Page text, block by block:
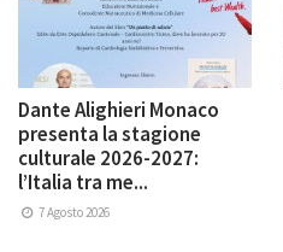
Dante Alighieri Monaco
presenta la stagione
culturale 2026-2027:
l’Italia tra me...
7 Agosto 2026